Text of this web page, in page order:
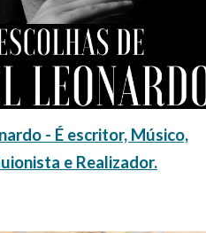
- É escritor, Músico,
e Realizador.